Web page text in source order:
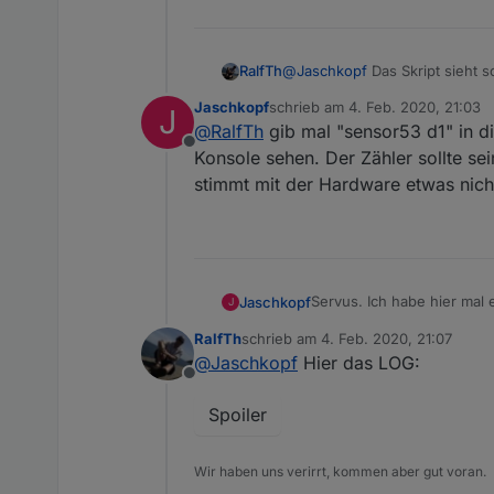
RalfTh@Jaschkopf Das Skript sieht
eingegeben. Deshalb kann
J
Offline
Jaschkopfschrieb am 4. Feb. 2020, 21:03
zuletzt editiert von
@RalfTh gib mal "sensor53 d1" in
Konsole sehen. Der Zähler sollte
stimmt mit der Hardware etwas
J JaschkopfServus. Ich habe hier mal
Danksagung:
Vorab muss ich meinen
https://Digitaler Stromzähler
Offline
RalfThschrieb am 4. Feb. 2020, 21:07
zuletzt editiert von
@Jaschkopf Hier das LOG:
Spoiler
Wir haben uns verirrt, kommen aber gut voran.